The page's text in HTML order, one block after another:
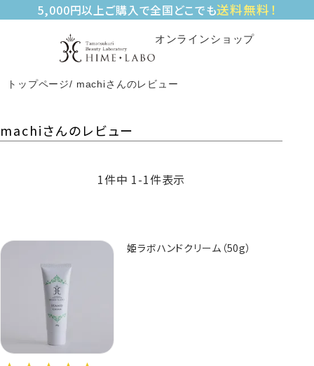
5,000円以上ご購入で全国どこでも送料無料！
オンラインショップ
トップページ machiさんのレビュー
machiさんのレビュー
1件中 1-1件表示
姫ラボハンドクリーム（50g）